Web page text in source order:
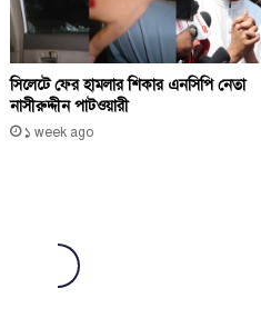
সিলেটে ফের হামলার শিকার এনসিপি নেতা
নাসীরুদ্দীন পাটওয়ারী
১ week ago